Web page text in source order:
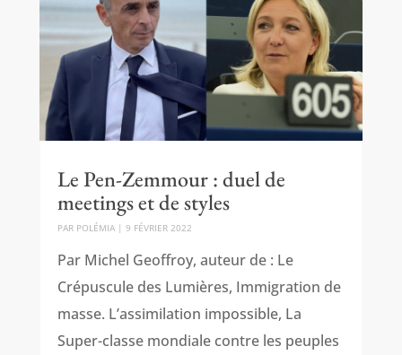
Le Pen-Zemmour : duel de
meetings et de styles
PAR POLÉMIA| 9 FÉVRIER 2022
Par Michel Geoffroy, auteur de : Le
Crépuscule des Lumières, Immigration de
masse. L’assimilation impossible, La
Super-classe mondiale contre les peuples